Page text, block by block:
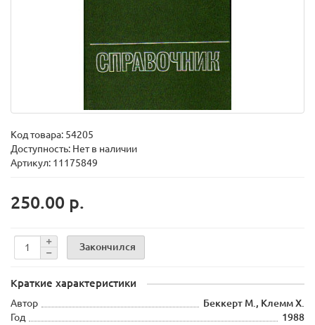
Код товара: 54205
Доступность: Нет в наличии
Артикул: 11175849
250.00 р.
Закончился
Краткие характеристики
Автор
Беккерт М., Клемм Х.
Год
1988